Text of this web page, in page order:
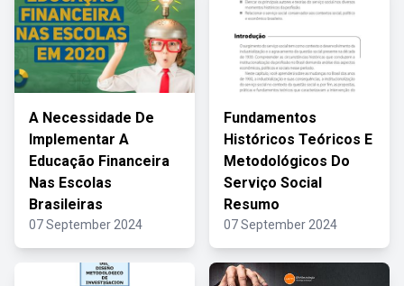
A Necessidade De
Implementar A
Educação Financeira
Nas Escolas
Brasileiras
07 September 2024
Fundamentos
Históricos Teóricos E
Metodológicos Do
Serviço Social
Resumo
07 September 2024